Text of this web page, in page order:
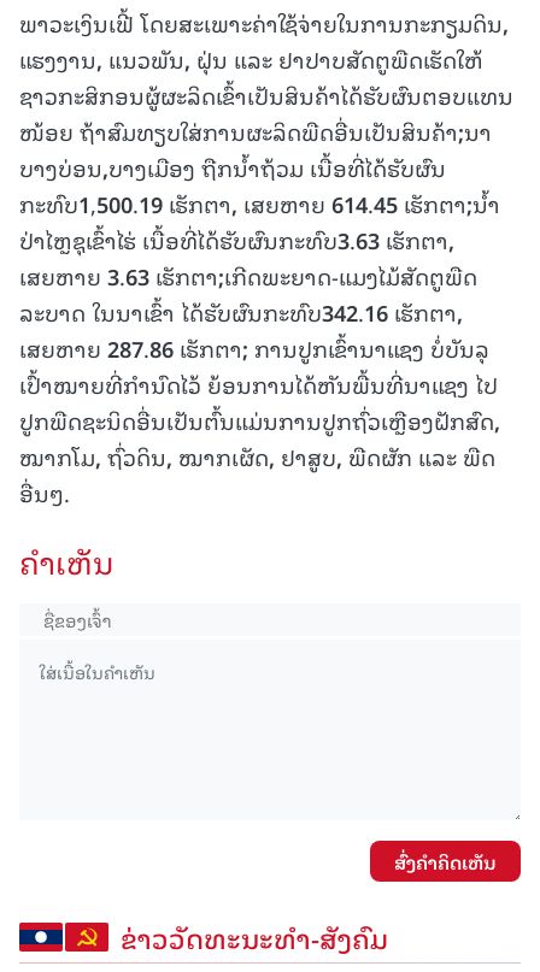
ພາວະເງິນເຟີ້ ໂດຍສະເພາະຄ່າໃຊ້ຈ່າຍໃນການກະກຽມດິນ,
ແຮງງານ, ແນວພັນ, ຝຸ່ນ ແລະ ຢາປາບສັດຕູພືດເຮັດໃຫ້
ຊາວກະສິກອນຜູ້ຜະລິດເຂົ້າເປັນສິນຄ້າໄດ້ຮັບຜົນຕອບແທນ
ໜ້ອຍ ຖ້າສົມທຽບໃສ່ການຜະລິດພືດອື່ນເປັນສິນຄ້າ;ນາ
ບາງບ່ອນ,ບາງເມືອງ ຖືກນໍ້າຖ້ວມ ເນື້ອທີ່ໄດ້ຮັບຜົນ
ກະທົບ1,500.19 ເຮັກຕາ, ເສຍຫາຍ 614.45 ເຮັກຕາ;ນໍ້າ
ປ່າໄຫຼຊຸເຂົ້າໄຮ່ ເນື້ອທີ່ໄດ້ຮັບຜົນກະທົບ3.63 ເຮັກຕາ,
ເສຍຫາຍ 3.63 ເຮັກຕາ;ເກີດພະຍາດ-ແມງໄມ້ສັດຕູພືດ
ລະບາດ ໃນນາເຂົ້າ ໄດ້ຮັບຜົນກະທົບ342.16 ເຮັກຕາ,
ເສຍຫາຍ 287.86 ເຮັກຕາ; ການປູກເຂົ້ານາແຊງ ບໍ່ບັນລຸ
ເປົ້າໝາຍທີ່ກຳນົດໄວ້ ຍ້ອນການໄດ້ຫັນພື້ນທີ່ນາແຊງ ໄປ
ປູກພືດຊະນິດອື່ນເປັນຕົ້ນແມ່ນການປູກຖົ່ວເຫຼືອງຝັກສົດ,
ໝາກໂມ, ຖົ່ວດິນ, ໝາກເຜັດ, ຢາສູບ, ພືດຜັກ ແລະ ພືດ
ອື່ນໆ.
ຄໍາເຫັນ
ສົ່ງຄໍາຄິດເຫັນ
ຂ່າວວັດທະນະທຳ-ສັງຄົມ